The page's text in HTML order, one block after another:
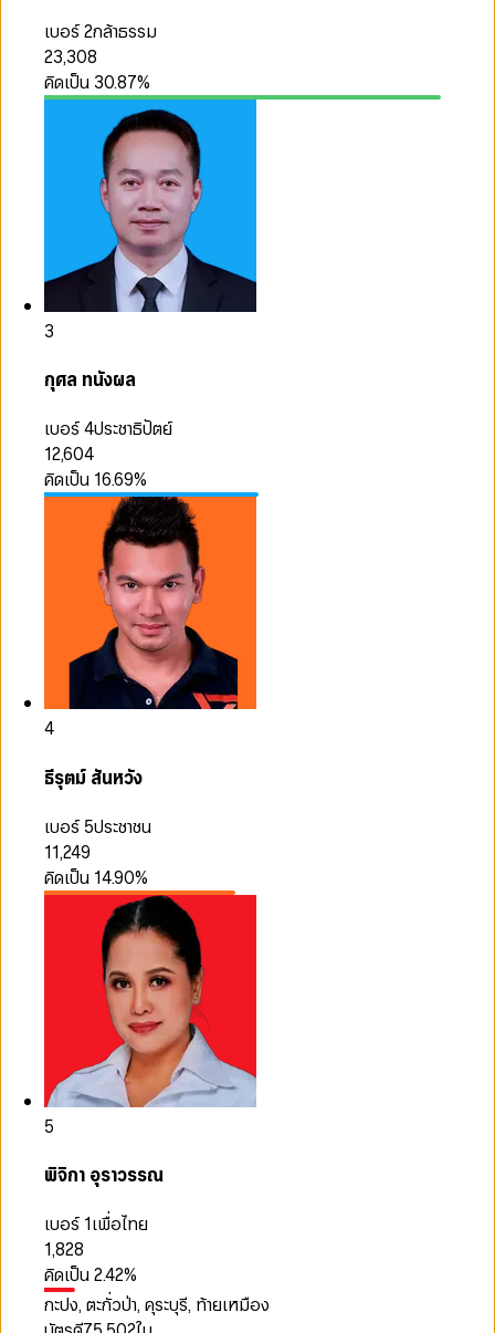
เบอร์ 2กล้าธรรม
23,308
คิดเป็น 30.87%
3
กุศล ทนังผล
เบอร์ 4ประชาธิปัตย์
12,604
คิดเป็น 16.69%
4
ธีรุตม์ สันหวัง
เบอร์ 5ประชาชน
11,249
คิดเป็น 14.90%
5
พิจิกา อุราวรรณ
เบอร์ 1เพื่อไทย
1,828
คิดเป็น2.42%
กะปง, ตะกั่วป่า, คุระบุรี, ท้ายเหมือง